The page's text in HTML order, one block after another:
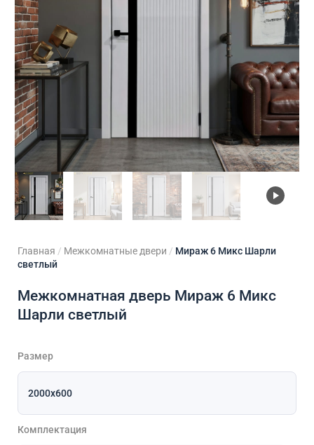
двери
на заказ
Главная / Межкомнатные двери / Мираж 6 Микс Шарли
светлый
Межкомнатная дверь Мираж 6 Микс
Шарли светлый
Размер
Комплектация